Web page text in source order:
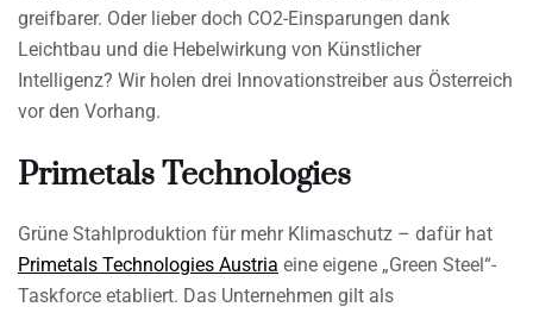
greifbarer. Oder lieber doch CO2-Einsparungen dank
Leichtbau und die Hebelwirkung von Künstlicher
Intelligenz? Wir holen drei Innovationstreiber aus Österreich
vor den Vorhang.
Primetals Technologies
Grüne Stahlproduktion für mehr Klimaschutz – dafür hat
Primetals Technologies Austria eine eigene „Green Steel“-
Taskforce etabliert. Das Unternehmen gilt als